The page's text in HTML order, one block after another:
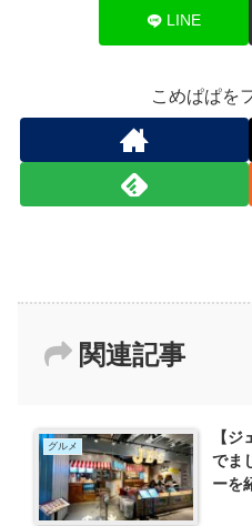
LINE
こめぱぱを
関連記事
グルメ
【
でま
ーを